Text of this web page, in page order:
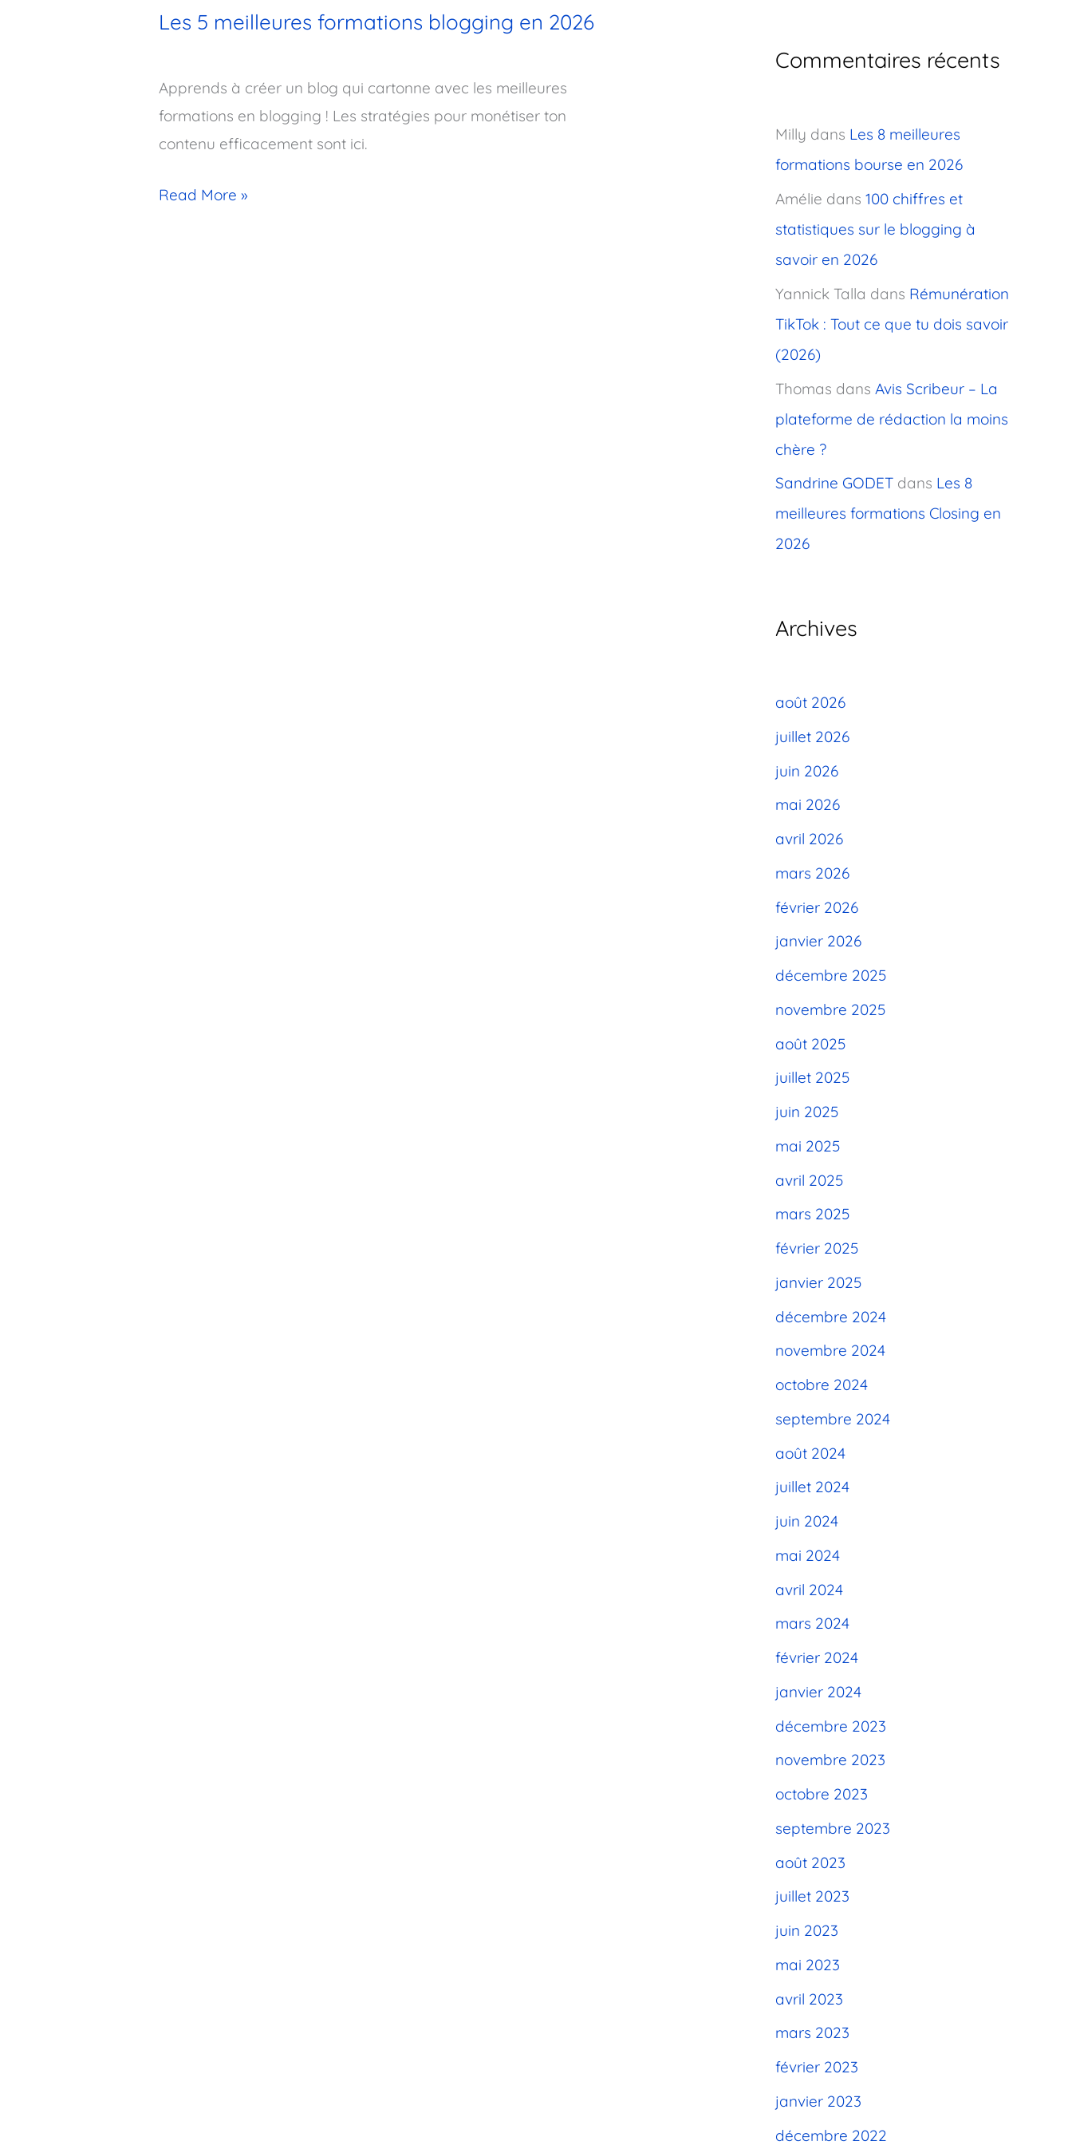
Les 5 meilleures formations blogging en 2026
Apprends à créer un blog qui cartonne avec les meilleures
formations en blogging ! Les stratégies pour monétiser ton
contenu efficacement sont ici.
Read More »
Commentaires récents
Milly dans Les 8 meilleures
formations bourse en 2026
Amélie dans 100 chiffres et
statistiques sur le blogging à
savoir en 2026
Yannick Talla dans Rémunération
TikTok : Tout ce que tu dois savoir
(2026)
Thomas dans Avis Scribeur – La
plateforme de rédaction la moins
chère ?
Sandrine GODET dans Les 8
meilleures formations Closing en
2026
Archives
août 2026
juillet 2026
juin 2026
mai 2026
avril 2026
mars 2026
février 2026
janvier 2026
décembre 2025
novembre 2025
août 2025
juillet 2025
juin 2025
mai 2025
avril 2025
mars 2025
février 2025
janvier 2025
décembre 2024
novembre 2024
octobre 2024
septembre 2024
août 2024
juillet 2024
juin 2024
mai 2024
avril 2024
mars 2024
février 2024
janvier 2024
décembre 2023
novembre 2023
octobre 2023
septembre 2023
août 2023
juillet 2023
juin 2023
mai 2023
avril 2023
mars 2023
février 2023
janvier 2023
décembre 2022